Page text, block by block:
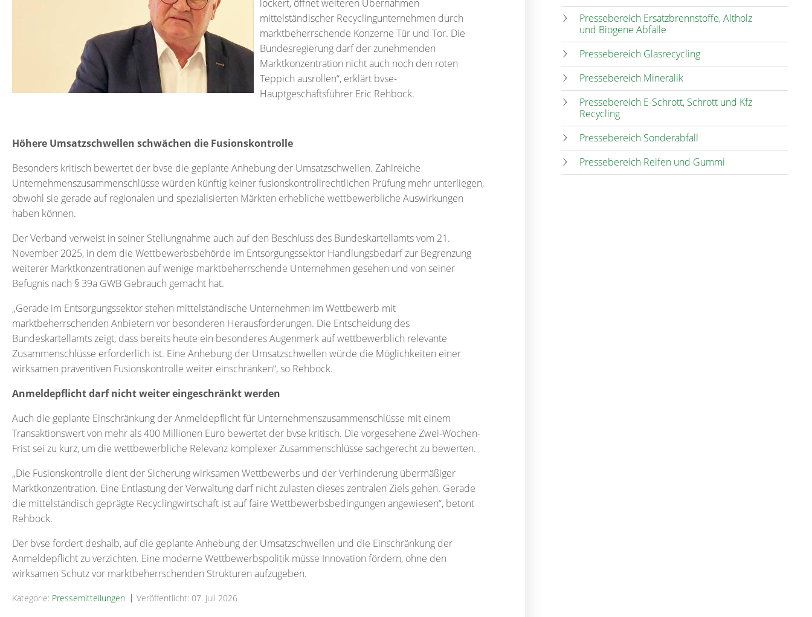
lockert, öffnet weiteren Übernahmen
mittelständischer Recyclingunternehmen durch
marktbeherrschende Konzerne Tür und Tor. Die
Bundesregierung darf der zunehmenden
Marktkonzentration nicht auch noch den roten
Teppich ausrollen“, erklärt bvse-
Hauptgeschäftsführer Eric Rehbock.
Höhere Umsatzschwellen schwächen die Fusionskontrolle
Besonders kritisch bewertet der bvse die geplante Anhebung der Umsatzschwellen. Zahlreiche
Unternehmenszusammenschlüsse würden künftig keiner fusionskontrollrechtlichen Prüfung mehr unterliegen,
obwohl sie gerade auf regionalen und spezialisierten Märkten erhebliche wettbewerbliche Auswirkungen
haben können.
Der Verband verweist in seiner Stellungnahme auch auf den Beschluss des Bundeskartellamts vom 21.
November 2025, in dem die Wettbewerbsbehörde im Entsorgungssektor Handlungsbedarf zur Begrenzung
weiterer Marktkonzentrationen auf wenige marktbeherrschende Unternehmen gesehen und von seiner
Befugnis nach § 39a GWB Gebrauch gemacht hat.
„Gerade im Entsorgungssektor stehen mittelständische Unternehmen im Wettbewerb mit
marktbeherrschenden Anbietern vor besonderen Herausforderungen. Die Entscheidung des
Bundeskartellamts zeigt, dass bereits heute ein besonderes Augenmerk auf wettbewerblich relevante
Zusammenschlüsse erforderlich ist. Eine Anhebung der Umsatzschwellen würde die Möglichkeiten einer
wirksamen präventiven Fusionskontrolle weiter einschränken“, so Rehbock.
Anmeldepflicht darf nicht weiter eingeschränkt werden
Auch die geplante Einschränkung der Anmeldepflicht für Unternehmenszusammenschlüsse mit einem
Transaktionswert von mehr als 400 Millionen Euro bewertet der bvse kritisch. Die vorgesehene Zwei-Wochen-
Frist sei zu kurz, um die wettbewerbliche Relevanz komplexer Zusammenschlüsse sachgerecht zu bewerten.
„Die Fusionskontrolle dient der Sicherung wirksamen Wettbewerbs und der Verhinderung übermäßiger
Marktkonzentration. Eine Entlastung der Verwaltung darf nicht zulasten dieses zentralen Ziels gehen. Gerade
die mittelständisch geprägte Recyclingwirtschaft ist auf faire Wettbewerbsbedingungen angewiesen“, betont
Rehbock.
Der bvse fordert deshalb, auf die geplante Anhebung der Umsatzschwellen und die Einschränkung der
Anmeldepflicht zu verzichten. Eine moderne Wettbewerbspolitik müsse Innovation fördern, ohne den
wirksamen Schutz vor marktbeherrschenden Strukturen aufzugeben.
Kategorie: Pressemitteilungen Veröffentlicht: 07. Juli 2026
Pressebereich Ersatzbrennstoffe, Altholz
und Biogene Abfälle
Pressebereich Glasrecycling
Pressebereich Mineralik
Pressebereich E-Schrott, Schrott und Kfz
Recycling
Pressebereich Sonderabfall
Pressebereich Reifen und Gummi